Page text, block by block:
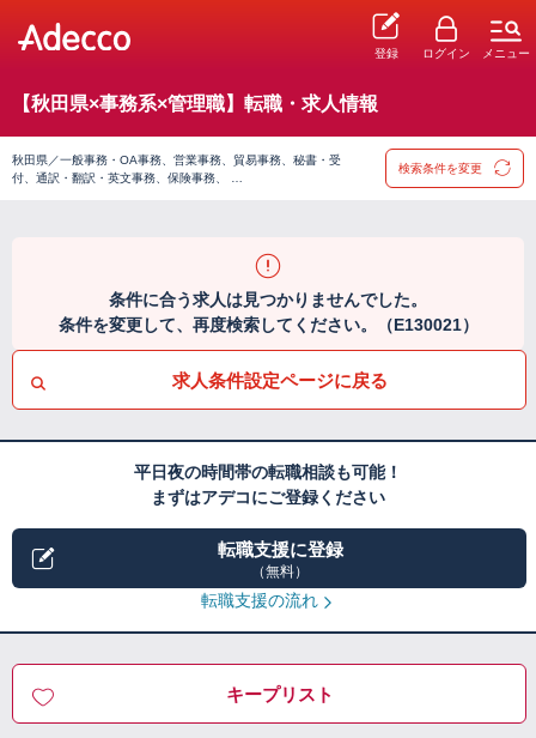
登録 ログイン メニュー
【秋田県×事務系×管理職】転職・求人情報
秋田県／一般事務・OA事務、営業事務、貿易事務、秘書・受
付、通訳・翻訳・英文事務、保険事務、 …
検索条件を変更
条件に合う求人は見つかりませんでした。
条件を変更して、再度検索してください。（E130021）
求人条件設定ページに戻る
平日夜の時間帯の転職相談も可能！
まずはアデコにご登録ください
転職支援に登録
（無料）
転職支援の流れ
キープリスト